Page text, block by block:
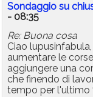
Sondaggio su
- 08:35
Re: Buona cosa
Ciao
aumentare le
aggiungere una
che finendo di
tempo per l'ultimo